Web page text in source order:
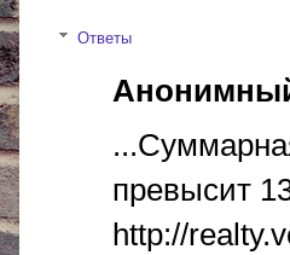
Ответы
превысит
http://